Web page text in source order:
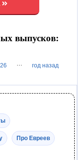
выпусков:
··· год назад
Про Евреев